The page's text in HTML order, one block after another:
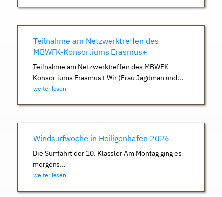
Teilnahme am Netzwerktreffen des
MBWFK-Konsortiums Erasmus+
Teilnahme am Netzwerktreffen des MBWFK-
Konsortiums Erasmus+ Wir (Frau Jagdman und...
weiter lesen
Windsurfwoche in Heiligenhafen 2026
Die Surffahrt der 10. Klässler Am Montag ging es
morgens...
weiter lesen